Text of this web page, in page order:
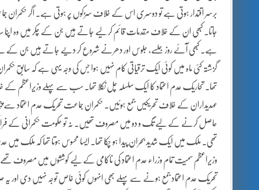
برسر اقتدار ہوتی ہے تو دوسری اس کے خلاف سڑکوں پر ہوتی ہے۔ اگر حکمران
جاتا۔ کبھی ان کے خلاف مقدمات قائم کر لیے جاتے ہیں جن کے چکر میں وہ اپنا سارا
ہے۔ کبھی آئے روز جلسے، جلوس اور دھرنے شروع کر دیے جاتے ہیں جن کے لیے
گزشتہ کئی ماہ میں کوئی ایک ترقیاتی کام نہیں ہوا جس کی وجہ یہی ہے کہ سابق
تھا۔ تحاریک عدم اعتماد کا ایک سلسلہ چل نکلا تھا۔ سب سے پہلے وزیراعظم کے
عہدیداران کے خلاف تحریکیں جمع ہوئیں۔ حکمران جماعت تحریک عدم اعتماد سے
حاصل کرنے کے لیے تگ و دو میں مصروف تھیں۔ نہ تو حکومت حکمرانی کے فرائض
تھی۔ ملک میں ایک شدید بحران پیدا ہو چکا تھا۔ ایسا محسوس ہوتا تھا کہ ملک میں
وزیراعظم سمیت تمام وزراء عدم اعتماد کی ناکامی کے لیے کوششوں میں مصروف
تحریک عدم اعتماد جمع ہونے سے پہلے بھی انہوں کوئی خاص توجہ نہیں دی اور یہ